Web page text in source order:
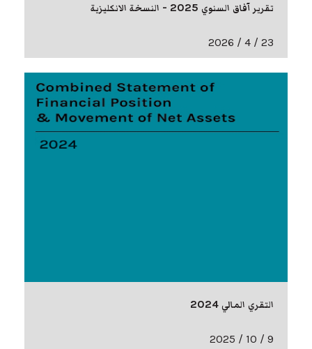
تقرير آفاق السنوي 2025 - النسخة الانكليزية
23 / 4 / 2026
التقري المالي 2024
9 / 10 / 2025